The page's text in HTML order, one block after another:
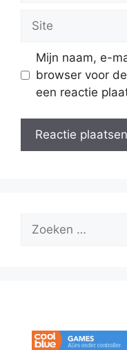
Mijn naam, e-
browser voor
een reactie
Zoek